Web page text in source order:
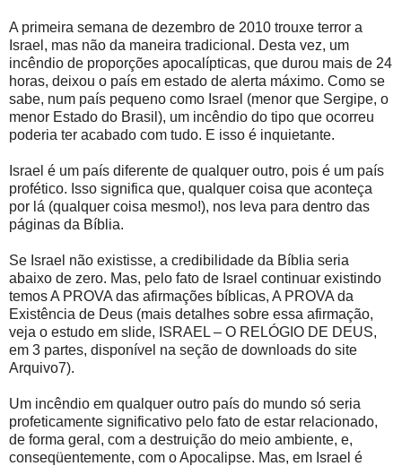
A primeira semana de dezembro de 2010 trouxe terror a
Israel, mas não da maneira tradicional. Desta vez, um
incêndio de proporções apocalípticas, que durou mais de 24
horas, deixou o país em estado de alerta máximo. Como se
sabe, num país pequeno como Israel (menor que Sergipe, o
menor Estado do Brasil), um incêndio do tipo que ocorreu
poderia ter acabado com tudo. E isso é inquietante.
Israel é um país diferente de qualquer outro, pois é um país
profético. Isso significa que, qualquer coisa que aconteça
por lá (qualquer coisa mesmo!), nos leva para dentro das
páginas da Bíblia.
Se Israel não existisse, a credibilidade da Bíblia seria
abaixo de zero. Mas, pelo fato de Israel continuar existindo
temos A PROVA das afirmações bíblicas, A PROVA da
Existência de Deus (mais detalhes sobre essa afirmação,
veja o estudo em slide, ISRAEL – O RELÓGIO DE DEUS,
em 3 partes, disponível na seção de downloads do site
Arquivo7).
Um incêndio em qualquer outro país do mundo só seria
profeticamente significativo pelo fato de estar relacionado,
de forma geral, com a destruição do meio ambiente, e,
conseqüentemente, com o Apocalipse. Mas, em Israel é